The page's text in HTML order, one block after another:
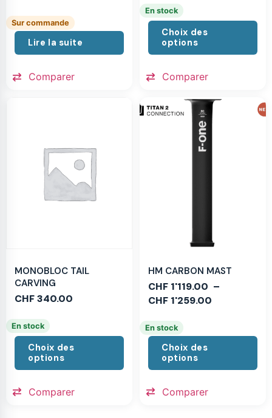
Sur commande
Lire la suite
Comparer
En stock
Choix des
options
Comparer
MONOBLOC TAIL
CARVING
CHF340.00
En stock
Choix des
options
Comparer
HM CARBON MAST
CHF 1'119.00 –
CHF 1'259.00
En stock
Choix des
options
Comparer